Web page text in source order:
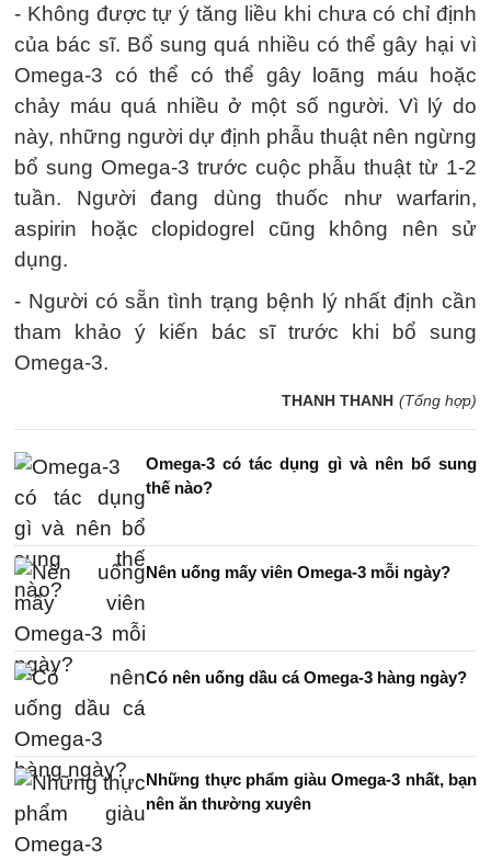
- Không được tự ý tăng liều khi chưa có chỉ định
của bác sĩ. Bổ sung quá nhiều có thể gây hại vì
Omega-3 có thể có thể gây loãng máu hoặc
chảy máu quá nhiều ở một số người. Vì lý do
này, những người dự định phẫu thuật nên ngừng
bổ sung Omega-3 trước cuộc phẫu thuật từ 1-2
tuần. Người đang dùng thuốc như warfarin,
aspirin hoặc clopidogrel cũng không nên sử
dụng.
- Người có sẵn tình trạng bệnh lý nhất định cần
tham khảo ý kiến bác sĩ trước khi bổ sung
Omega-3.
THANH THANH (Tổng hợp)
Omega-3 có tác dụng gì và nên bổ sung
thế nào?
Nên uống mấy viên Omega-3 mỗi ngày?
Có nên uống dầu cá Omega-3 hàng ngày?
Những thực phẩm giàu Omega-3 nhất, bạn
nên ăn thường xuyên